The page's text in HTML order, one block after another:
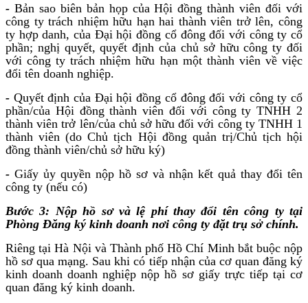
- Bản sao biên bản họp của Hội đồng thành viên đối với
công ty trách nhiệm hữu hạn hai thành viên trở lên, công
ty hợp danh, của Đại hội đồng cổ đông đối với công ty cổ
phần; nghị quyết, quyết định của chủ sở hữu công ty đối
với công ty trách nhiệm hữu hạn một thành viên về việc
đổi tên doanh nghiệp.
- Quyết định của Đại hội đồng cổ đông đối với công ty cổ
phần/của Hội đồng thành viên đối với công ty TNHH 2
thành viên trở lên/của chủ sở hữu đối với công ty TNHH 1
thành viên (do Chủ tịch Hội đồng quản trị/Chủ tịch hội
đồng thành viên/chủ sở hữu ký)
- Giấy ủy quyền nộp hồ sơ và nhận kết quả thay đổi tên
công ty (nếu có)
Bước 3: Nộp hồ sơ và lệ phí thay đổi tên công ty tại
Phòng Đăng ký kinh doanh nơi công ty đặt trụ sở chính.
Riêng tại Hà Nội và Thành phố Hồ Chí Minh bắt buộc nộp
hồ sơ qua mạng. Sau khi có tiếp nhận của cơ quan đăng ký
kinh doanh doanh nghiệp nộp hồ sơ giấy trực tiếp tại cơ
quan đăng ký kinh doanh.